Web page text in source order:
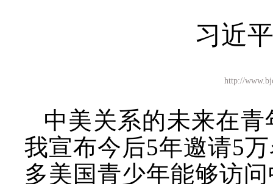
习近
http://
中美关系的未来在
我宣布今后5年邀请5
多美国青少年能够访